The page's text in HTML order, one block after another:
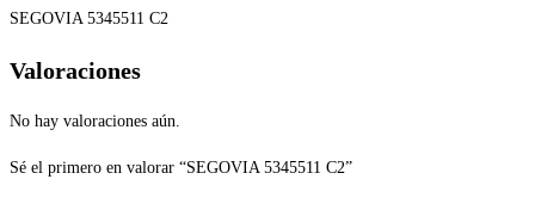
SEGOVIA 5345511 C2
Valoraciones
No hay valoraciones aún.
Sé el primero en valorar “SEGOVIA 5345511 C2”